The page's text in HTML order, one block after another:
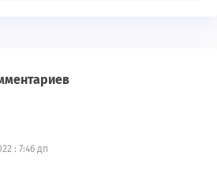
: 7:46 дп